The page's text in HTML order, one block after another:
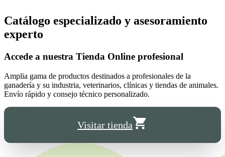
Catálogo especializado y asesoramiento
experto
Accede a nuestra Tienda Online profesional
Amplia gama de productos destinados a profesionales de la
ganadería y su industria, veterinarios, clínicas y tiendas de animales.
Envío rápido y consejo técnico personalizado.
Visitar tienda